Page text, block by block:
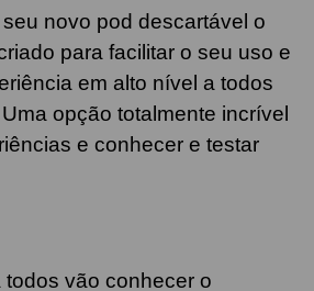
novo pod descartável o
para facilitar o seu uso e
em alto nível a todos
opção totalmente incrível
e conhecer e testar
todos vão conhecer o